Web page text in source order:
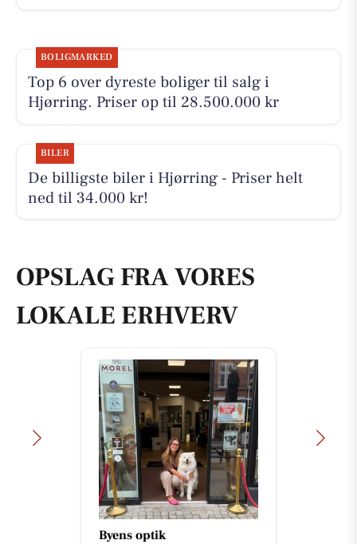
BOLIGMARKED
Top 6 over dyreste boliger til salg i
Hjørring. Priser op til 28.500.000 kr
BILER
De billigste biler i Hjørring - Priser helt
ned til 34.000 kr!
OPSLAG FRA VORES
LOKALE ERHVERV
Byens optik